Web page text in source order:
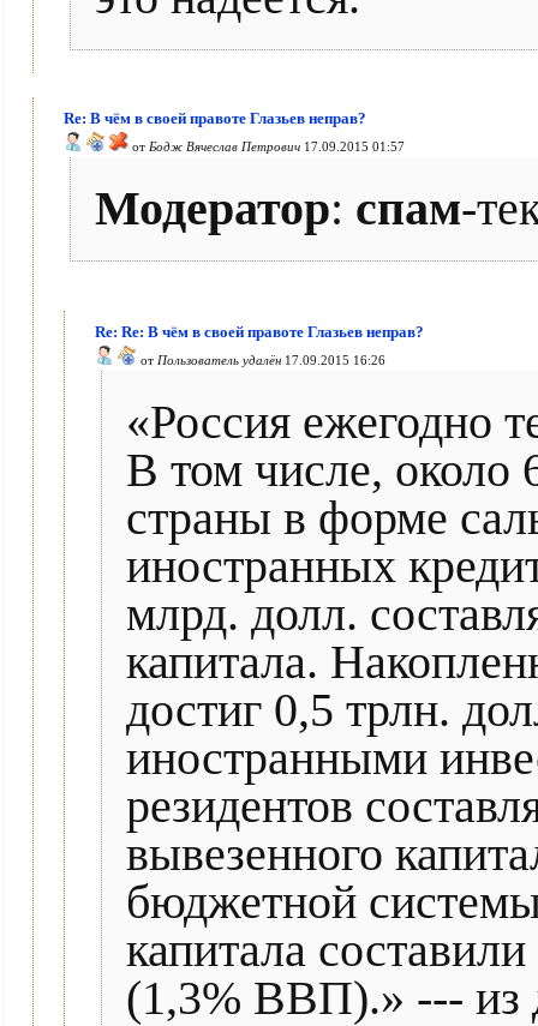
Re: В чём в своей правоте Глазьев неправ?
от Бодж Вячеслав Петрович 17.09.2015 01:57
Модератор: спам-
Re: Re: В чём в своей правоте Глазьев неправ?
от Пользователь удалён 17.09.2015 16:26
«Россия ежегодно
В том числе, около
страны в форме
иностранных
млрд. долл.
капитала.
достиг 0,5 трлн.
иностранными
резидентов
вывезенного
бюджетной
капитала
(1,3% ВВП).» --- из